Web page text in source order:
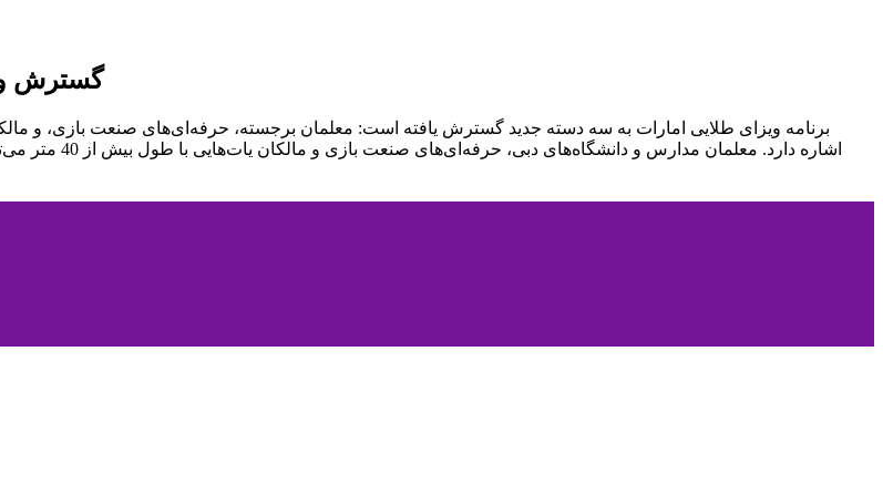
گسترش
برنامه ویزای طلایی امارات به سه دسته جدید گسترش یافته است: معلمان برجسته، حرفه‌ای‌های صنعت بازی، و